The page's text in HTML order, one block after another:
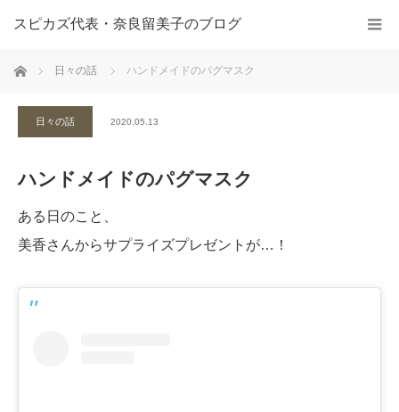
スピカズ代表・奈良留美子のブログ
ホーム 日々の話 ハンドメイドのパグマスク
日々の話 2020.05.13
ハンドメイドのパグマスク
ある日のこと、
美香さんからサプライズプレゼントが…！